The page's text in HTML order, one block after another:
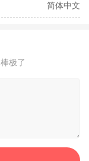
简体中文
棒极了